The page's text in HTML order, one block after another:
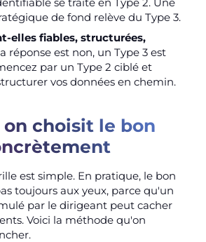
de fond relève du Type 3.
elles fiables, structurées,
réponse est non, un Type 3 est
par un Type 2 ciblé et
vos données en chemin.
choisit le bon
est simple. En pratique, le bon
toujours aux yeux, parce qu'un
par le dirigeant peut cacher
Voici la méthode qu'on